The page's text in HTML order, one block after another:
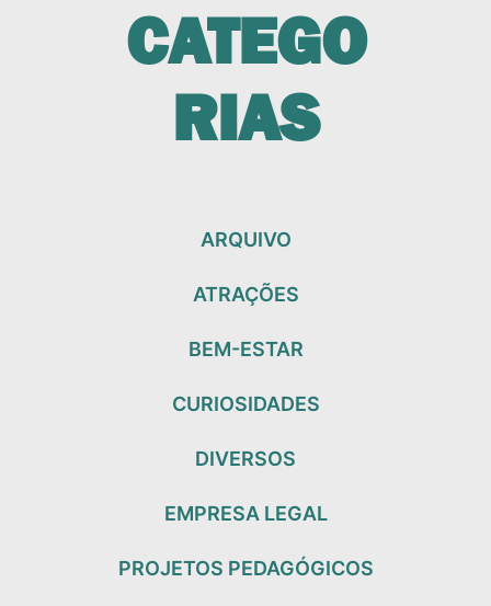
CATEGO
RIAS
ARQUIVO
ATRAÇÕES
BEM-ESTAR
CURIOSIDADES
DIVERSOS
EMPRESA LEGAL
PROJETOS PEDAGÓGICOS